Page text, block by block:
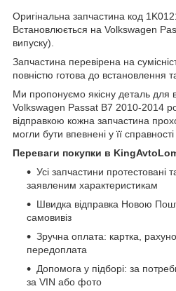
Оригінальна запчастина код
Встановлюється на Volkswagen
випуску).
Запчастина перевірена на
повністю готова до встановлення
Ми пропонуємо якісну деталь для
Volkswagen Passat B7 2010-2014
відправкою кожна запчастина
могли бути впевнені у її справності
Переваги покупки в
Усі запчастини протестовані
заявленим характеристикам
Швидка відправка Новою
самовивіз
Зручна оплата: картка,
передоплата
Допомога у підборі: за
за VIN або фото